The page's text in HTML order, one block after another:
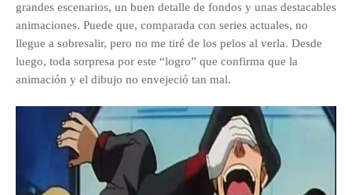
grandes escenarios, un buen detalle de fondos y unas destacables
animaciones. Puede que, comparada con series actuales, no
llegue a sobresalir, pero no me tiré de los pelos al verla. Desde
luego, toda sorpresa por este “logro” que confirma que la
animación y el dibujo no envejeció tan mal.